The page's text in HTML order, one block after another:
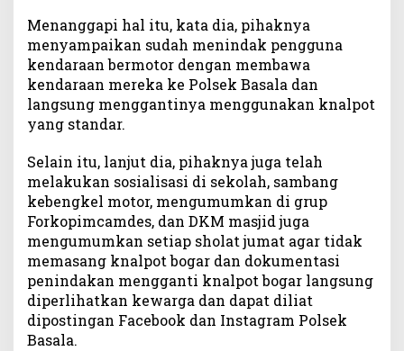
Menanggapi hal itu, kata dia, pihaknya
menyampaikan sudah menindak pengguna
kendaraan bermotor dengan membawa
kendaraan mereka ke Polsek Basala dan
langsung menggantinya menggunakan knalpot
yang standar.
Selain itu, lanjut dia, pihaknya juga telah
melakukan sosialisasi di sekolah, sambang
kebengkel motor, mengumumkan di grup
Forkopimcamdes, dan DKM masjid juga
mengumumkan setiap sholat jumat agar tidak
memasang knalpot bogar dan dokumentasi
penindakan mengganti knalpot bogar langsung
diperlihatkan kewarga dan dapat diliat
dipostingan Facebook dan Instagram Polsek
Basala.